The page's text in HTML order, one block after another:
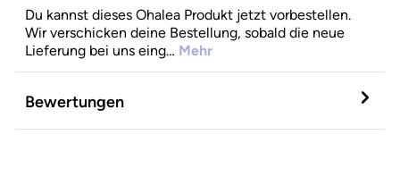
Du kannst dieses Ohalea Produkt jetzt vorbestellen.
Wir verschicken deine Bestellung, sobald die neue
Lieferung bei uns eing… Mehr
Bewertungen